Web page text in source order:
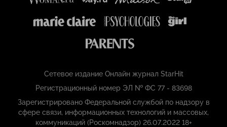
Сетевое издание Онлайн журнал StarHit
Регистрационный номер ЭЛ № ФС 77 - 83698
Зарегистрировано Федеральной службой по надзору в
сфере связи, информационных технологий и массовых,
коммуникаций (Роскомнадзор) 26.07.2022 18+